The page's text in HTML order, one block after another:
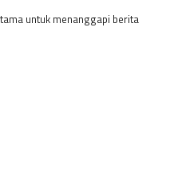
untuk menanggapi berita